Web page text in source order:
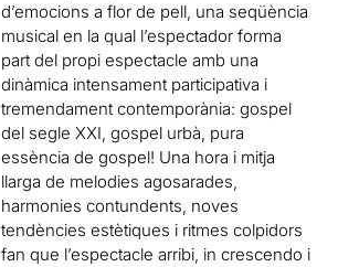
d’emocions a flor de pell, una seqüència
musical en la qual l’espectador forma
part del propi espectacle amb una
dinàmica intensament participativa i
tremendament contemporània: gospel
del segle XXI, gospel urbà, pura
essència de gospel! Una hora i mitja
llarga de melodies agosarades,
harmonies contundents, noves
tendències estètiques i ritmes colpidors
fan que l’espectacle arribi, in crescendo i